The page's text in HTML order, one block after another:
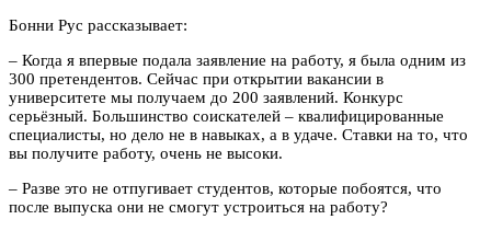
Бонни Рус рассказывает:
– Когда я впервые подала заявление на работу, я была одним из
300 претендентов. Сейчас при открытии вакансии в
университете мы получаем до 200 заявлений. Конкурс
серьёзный. Большинство соискателей – квалифицированные
специалисты, но дело не в навыках, а в удаче. Ставки на то, что
вы получите работу, очень не высоки.
– Разве это не отпугивает студентов, которые побоятся, что
после выпуска они не смогут устроиться на работу?